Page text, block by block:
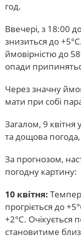
год.
Ввечері, з 18:00
знизиться до
ймовірністю до
опади
Через значну
мати при собі
Загалом, 9
та дощова
За прогнозом,
погодну картину:
10 квітня:
прогріється до
+2°С. Очікується
становитиме